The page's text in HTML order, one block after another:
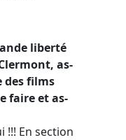
liberté
as-
des films
faire et as-
!!! En section